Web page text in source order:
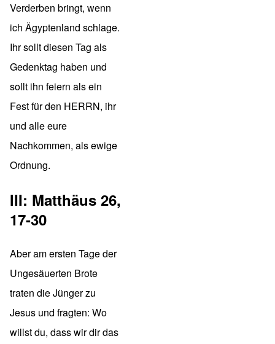
Verderben bringt, wenn
ich Ägyptenland schlage.
Ihr sollt diesen Tag als
Gedenktag haben und
sollt ihn feiern als ein
Fest für den HERRN, ihr
und alle eure
Nachkommen, als ewige
Ordnung.
III: Matthäus 26,
17-30
Aber am ersten Tage der
Ungesäuerten Brote
traten die Jünger zu
Jesus und fragten: Wo
willst du, dass wir dir das